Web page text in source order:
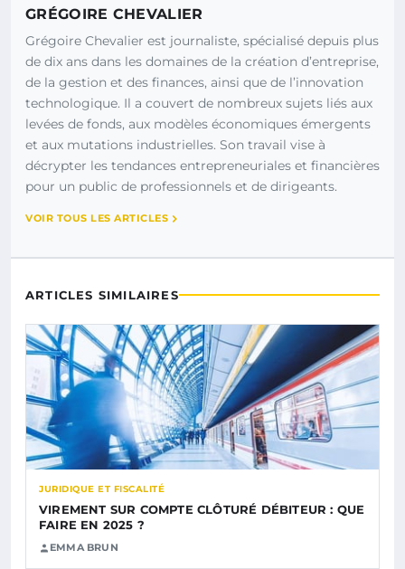
GRÉGOIRE CHEVALIER
Grégoire Chevalier est journaliste, spécialisé depuis plus
de dix ans dans les domaines de la création d’entreprise,
de la gestion et des finances, ainsi que de l’innovation
technologique. Il a couvert de nombreux sujets liés aux
levées de fonds, aux modèles économiques émergents
et aux mutations industrielles. Son travail vise à
décrypter les tendances entrepreneuriales et financières
pour un public de professionnels et de dirigeants.
VOIR TOUS LES ARTICLES
ARTICLES SIMILAIRES
JURIDIQUE ET FISCALITÉ
VIREMENT SUR COMPTE CLÔTURÉ DÉBITEUR : QUE
FAIRE EN 2025 ?
EMMA BRUN